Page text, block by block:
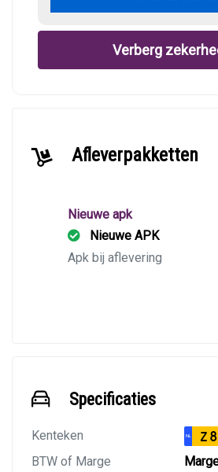
Verberg
Afleverpakketten
Nieuwe apk
Nieuwe APK
Apk bij aflevering
Specificaties
Kenteken NL
BTW of Marge